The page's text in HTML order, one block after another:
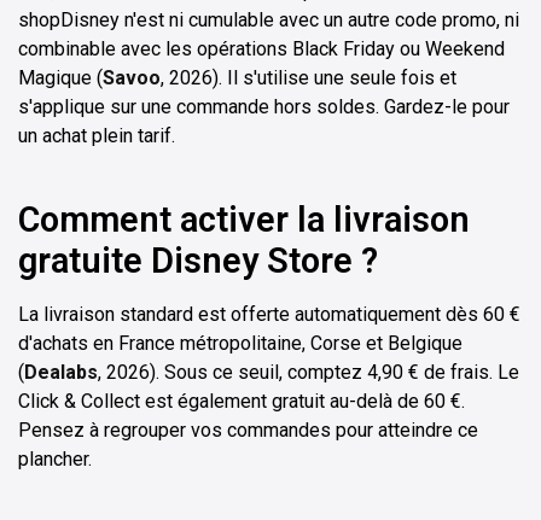
shopDisney n'est ni cumulable avec un autre code promo, ni
combinable avec les opérations Black Friday ou Weekend
Magique (Savoo, 2026). Il s'utilise une seule fois et
s'applique sur une commande hors soldes. Gardez-le pour
un achat plein tarif.
Comment activer la livraison
gratuite Disney Store ?
La livraison standard est offerte automatiquement dès 60 €
d'achats en France métropolitaine, Corse et Belgique
(Dealabs, 2026). Sous ce seuil, comptez 4,90 € de frais. Le
Click & Collect est également gratuit au-delà de 60 €.
Pensez à regrouper vos commandes pour atteindre ce
plancher.